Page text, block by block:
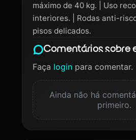
máximo de 40 kg. | Uso
interiores. | Rodas anti-
pisos delicados.
Comentários sobre
Faça loginpara comentar.
Ainda não há
primeiro.